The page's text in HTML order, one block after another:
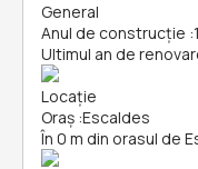
General
Anul de construcție :
Ultimul an de
Locație
Oraș :Escaldes
În 0 m din orasul de